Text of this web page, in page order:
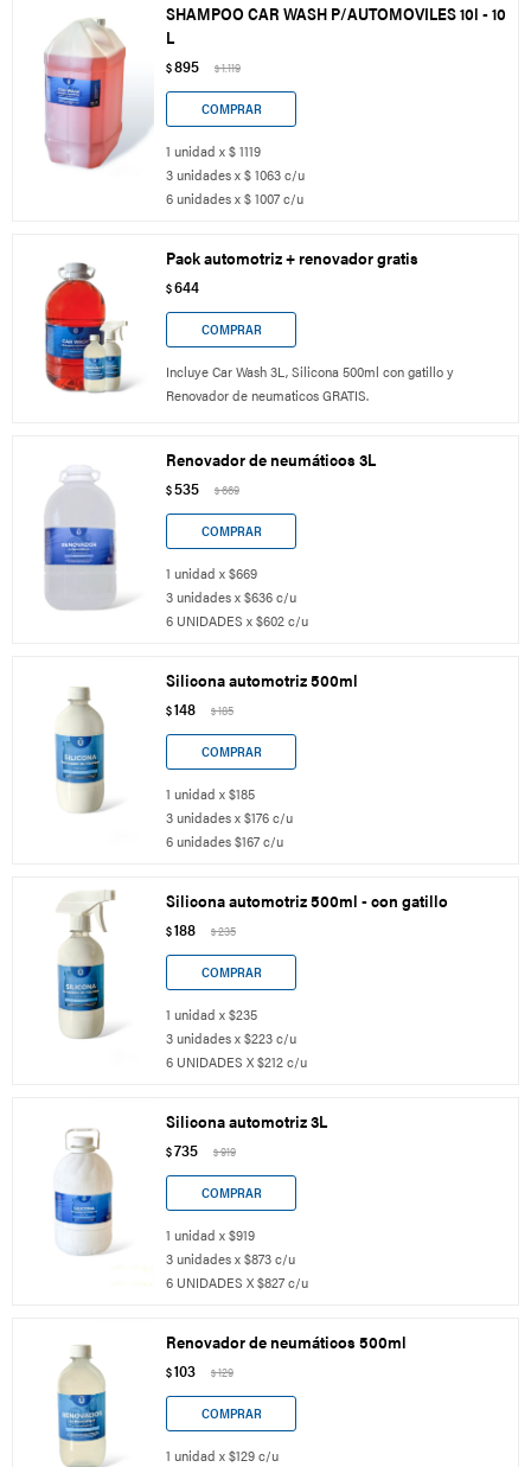
SHAMPOO CAR WASH P/AUTOMOVILES 10l - 10
L
$895 $1.119
1 unidad x $ 1119
3 unidades x $ 1063 c/u
6 unidades x $ 1007 c/u
Pack automotriz + renovador gratis
$644
Incluye Car Wash 3L, Silicona 500ml con gatillo y
Renovador de neumaticos GRATIS.
Renovador de neumáticos 3L
$535 $669
1 unidad x $669
3 unidades x $636 c/u
6 UNIDADES x $602 c/u
Silicona automotriz 500ml
$148 $185
1 unidad x $185
3 unidades x $176 c/u
6 unidades $167 c/u
Silicona automotriz 500ml - con gatillo
$188 $235
1 unidad x $235
3 unidades x $223 c/u
6 UNIDADES X $212 c/u
Silicona automotriz 3L
$735 $919
1 unidad x $919
3 unidades x $873 c/u
6 UNIDADES X $827 c/u
Renovador de neumáticos 500ml
$103 $129
1 unidad x $129 c/u